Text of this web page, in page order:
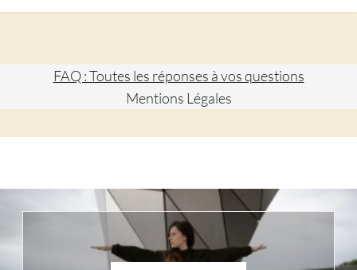
FAQ : Toutes les réponses à vos questions
Mentions Légales